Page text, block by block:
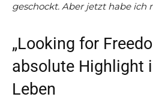
geschockt. Aber jetzt habe ich
„Looking for
absolute Highlight
Leben